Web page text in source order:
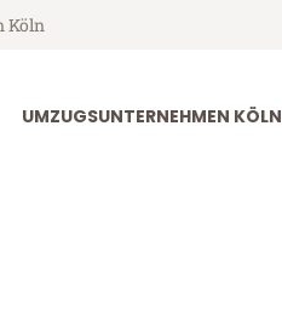
Köln
UMZUGSUNTERNEHMEN KÖLN